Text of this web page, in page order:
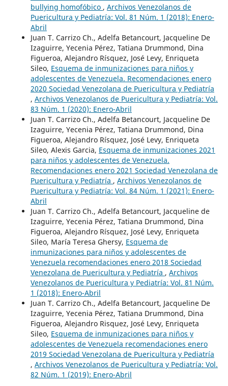
bullying homofóbico , Archivos Venezolanos de
Puericultura y Pediatría: Vol. 81 Núm. 1 (2018): Enero-
Abril
Juan T. Carrizo Ch., Adelfa Betancourt, Jacqueline De
Izaguirre, Yecenia Pérez, Tatiana Drummond, Dina
Figueroa, Alejandro Rísquez, José Levy, Enriqueta
Sileo, Esquema de inmunizaciones para niños y
adolescentes de Venezuela. Recomendaciones enero
2020 Sociedad Venezolana de Puericultura y Pediatría
, Archivos Venezolanos de Puericultura y Pediatría: Vol.
83 Núm. 1 (2020): Enero-Abril
Juan T. Carrizo Ch., Adelfa Betancourt, Jacqueline De
Izaguirre, Yecenia Pérez, Tatiana Drummond, Dina
Figueroa, Alejandro Rísquez, José Levy, Enriqueta
Sileo, Alexis Garcia, Esquema de inmunizaciones 2021
para niños y adolescentes de Venezuela.
Recomendaciones enero 2021 Sociedad Venezolana de
Puericultura y Pediatría , Archivos Venezolanos de
Puericultura y Pediatría: Vol. 84 Núm. 1 (2021): Enero-
Abril
Juan T. Carrizo Ch., Adelfa Betancourt, Jacqueline de
Izaguirre, Yecenia Pérez, Tatiana Drummond, Dina
Figueroa, Alejandro Rísquez, José Levy, Enriqueta
Sileo, María Teresa Ghersy, Esquema de
inmunizaciones para niños y adolescentes de
Venezuela recomendaciones enero 2018 Sociedad
Venezolana de Puericultura y Pediatría , Archivos
Venezolanos de Puericultura y Pediatría: Vol. 81 Núm.
1 (2018): Enero-Abril
Juan T. Carrizo Ch., Adelfa Betancourt, Jacqueline De
Izaguirre, Yecenia Pérez, Tatiana Drummond, Dina
Figueroa, Alejandro Risquez, José Levy, Enriqueta
Sileo, Esquema de inmunizaciones para niños y
adolescentes de Venezuela recomendaciones enero
2019 Sociedad Venezolana de Puericultura y Pediatría
, Archivos Venezolanos de Puericultura y Pediatría: Vol.
82 Núm. 1 (2019): Enero-Abril